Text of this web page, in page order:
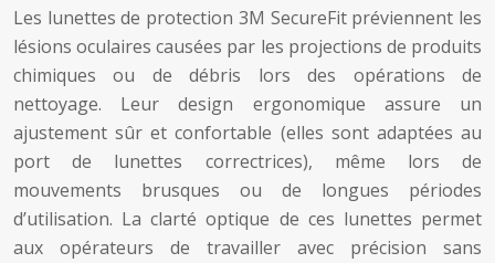
Les lunettes de protection 3M SecureFit préviennent les
lésions oculaires causées par les projections de produits
chimiques ou de débris lors des opérations de
nettoyage. Leur design ergonomique assure un
ajustement sûr et confortable (elles sont adaptées au
port de lunettes correctrices), même lors de
mouvements brusques ou de longues périodes
d’utilisation. La clarté optique de ces lunettes permet
aux opérateurs de travailler avec précision sans